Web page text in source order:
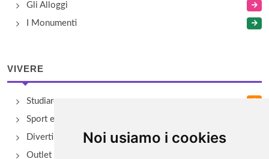
Noi usiamo i cookies
Gli Alloggi
I Monumenti
VIVERE
Studiare
Sport e Benessere
Divertimento e Natura
Outlet e spacci aziendali